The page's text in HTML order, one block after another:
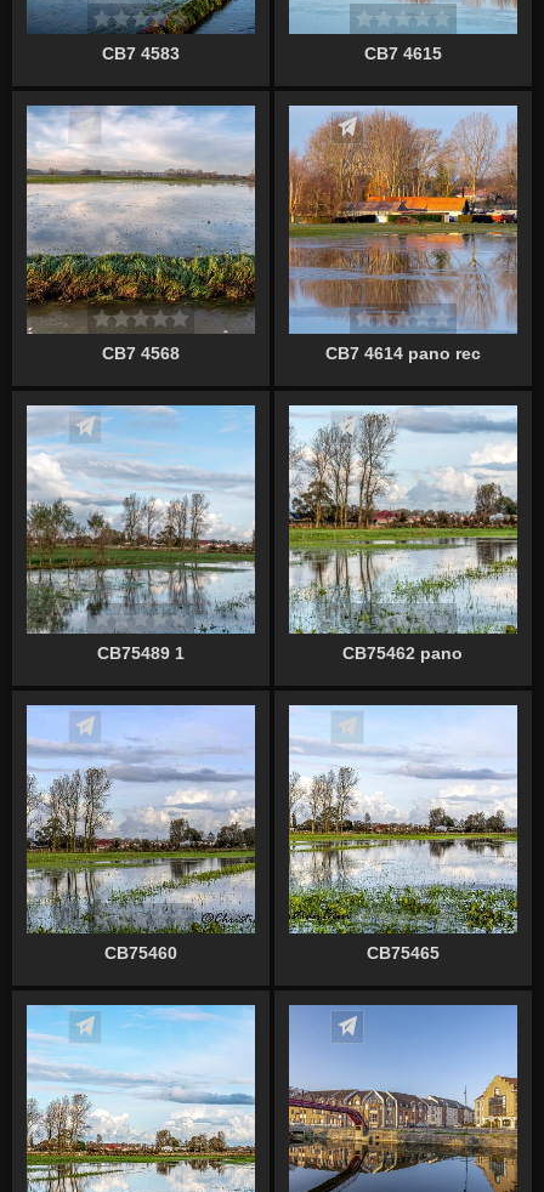
CB7 4583 CB7 4615
Écrire un commentaire
CB7 4568
Écrire un commentaire
CB7 4614 pano rec
Écrire un commentaire
CB75489 1
Écrire un commentaire
CB75462 pano
CB75460
Écrire un commentaire
CB75465
Écrire un commentaire